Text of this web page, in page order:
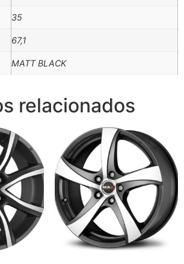
35
67,1
MATT BLACK
relacionados